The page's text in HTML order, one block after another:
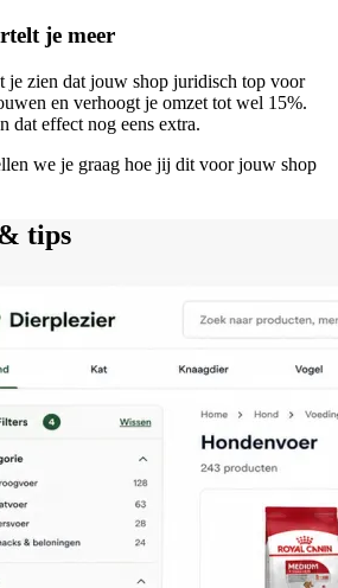
je meer
zien dat jouw shop juridisch top voor
en verhoogt je omzet tot wel 15%.
dat effect nog eens extra.
we je graag hoe jij dit voor jouw shop
tips